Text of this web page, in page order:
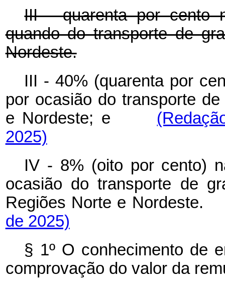
III - quarenta por cento
quando do transporte de
Nordeste.
III - 40% (quarenta por
por ocasião do transporte
e Nordeste; e
2025)
IV - 8% (oito por cento)
ocasião do transporte de
Regiões Norte e
de 2025)
§ 1º O conhecimento de
comprovação do valor da